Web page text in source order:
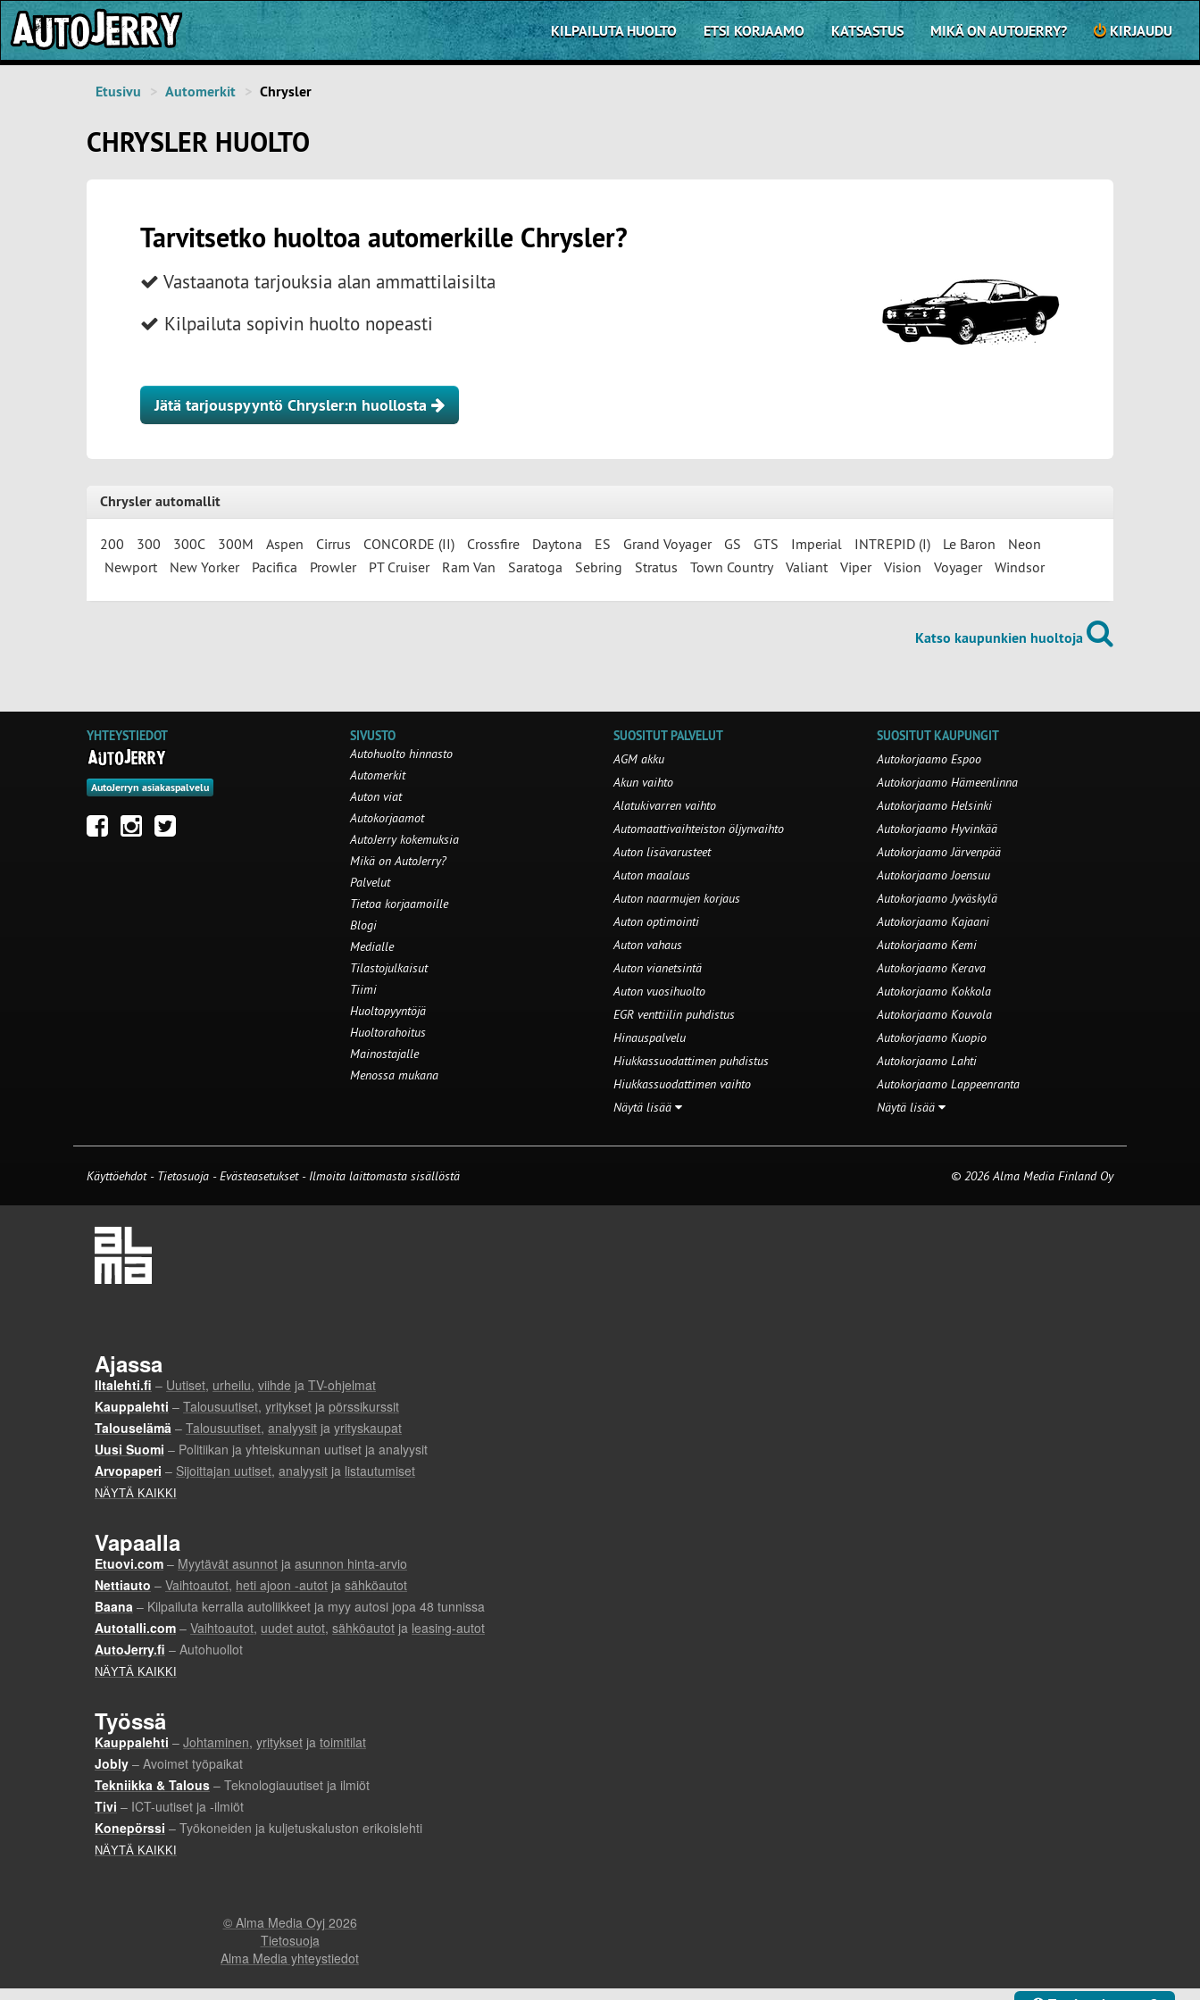
KILPAILUTA HUOLTO ETSI KORJAAMO KATSASTUS MIKÄ ON AUTOJERRY? KIRJAUDU
Etusivu Automerkit Chrysler
CHRYSLER HUOLTO
Tarvitsetko huoltoa automerkille Chrysler?
Vastaanota tarjouksia alan ammattilaisilta
Kilpailuta sopivin huolto nopeasti
Jätä tarjouspyyntö Chrysler:n huollosta
Chrysler automallit
200 300 300C 300M Aspen Cirrus CONCORDE (II) Crossfire Daytona ES Grand Voyager GS GTS Imperial INTREPID (I) Le Baron
Neon
Newport
New Yorker Pacifica Prowler PT Cruiser Ram Van Saratoga Sebring Stratus Town Country Valiant Viper Vision Voyager Windsor
Katso kaupunkien huoltoja
YHTEYSTIEDOT
AutoJerryn asiakaspalvelu
SIVUSTO
Autohuolto hinnasto
Automerkit
Auton viat
Autokorjaamot
AutoJerry kokemuksia
Mikä on AutoJerry?
Palvelut
Tietoa korjaamoille
Blogi
Medialle
Tilastojulkaisut
Tiimi
Huoltopyyntöjä
Huoltorahoitus
Mainostajalle
Menossa mukana
SUOSITUT PALVELUT
AGM akku
Akun vaihto
Alatukivarren vaihto
Automaattivaihteiston öljynvaihto
Auton lisävarusteet
Auton maalaus
Auton naarmujen korjaus
Auton optimointi
Auton vahaus
Auton vianetsintä
Auton vuosihuolto
EGR venttiilin puhdistus
Hinauspalvelu
Hiukkassuodattimen puhdistus
Hiukkassuodattimen vaihto
Näytä lisää
SUOSITUT KAUPUNGIT
Autokorjaamo Espoo
Autokorjaamo Hämeenlinna
Autokorjaamo Helsinki
Autokorjaamo Hyvinkää
Autokorjaamo Järvenpää
Autokorjaamo Joensuu
Autokorjaamo Jyväskylä
Autokorjaamo Kajaani
Autokorjaamo Kemi
Autokorjaamo Kerava
Autokorjaamo Kokkola
Autokorjaamo Kouvola
Autokorjaamo Kuopio
Autokorjaamo Lahti
Autokorjaamo Lappeenranta
Näytä lisää
Käyttöehdot - Tietosuoja -Evästeasetukset- Ilmoita laittomasta sisällöstä © 2026 Alma Media Finland Oy